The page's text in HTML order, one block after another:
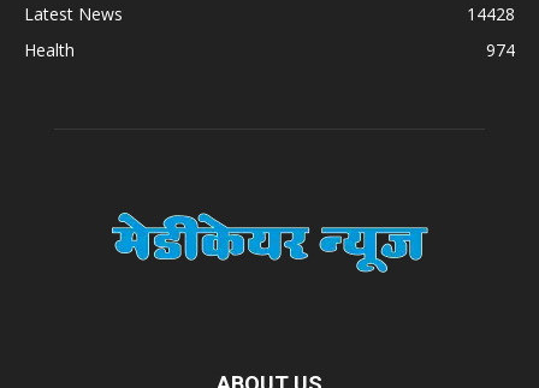
Latest News
14428
Health
974